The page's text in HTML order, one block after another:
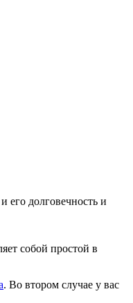
его долговечность и
собой простой в
. Во втором случае у вас